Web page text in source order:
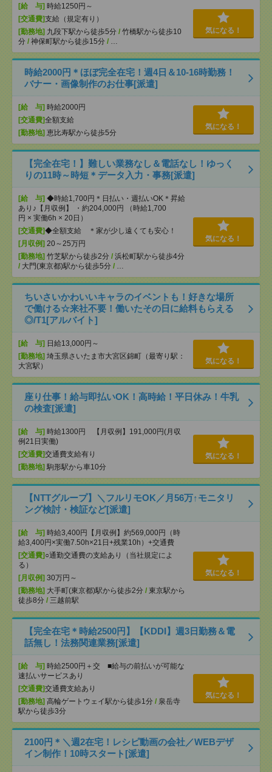
[給 与] 時給1250円～
[交通費]支給（規定有り）
[勤務地] 九段下駅から徒歩5分 / 竹橋駅から徒歩10
分 / 神保町駅から徒歩15分 / …
気になる！
時給2000円＊ほぼ完全在宅！週4日＆10-16時勤務！
バナー・画像制作のお仕事[派遣]
[給 与] 時給2000円
[交通費]全額支給
[勤務地] 恵比寿駅から徒歩5分
気になる！
【完全在宅！】難しい業務なし＆電話なし！ゆっく
りの11時～時短＊データ入力・事務[派遣]
[給 与] ◆時給1,700円＊日払い・週払いOK＊昇給
あり♪【月収例】 ・約204,000円 （時給1,700
円 × 実働6h × 20日）
[交通費]◆全額支給 ＊家が少し遠くても安心！
[月収例] 20～25万円
[勤務地] 竹芝駅から徒歩2分 / 浜松町駅から徒歩4分
/ 大門(東京都)駅から徒歩5分 / …
気になる！
ちいさいかわいいキャラのイベントも！好きな場所
で働ける☆来社不要！働いたその日に給料もらえる
◎/T1[アルバイト]
[給 与] 日給13,000円～
[勤務地] 埼玉県さいたま市大宮区錦町（最寄り駅：
大宮駅）
気になる！
座り仕事！給与即払いOK！高時給！平日休み！牛乳
の検査[派遣]
[給 与] 時給1300円 【月収例】191,000円(月収
例21日実働)
[交通費]交通費支給有り
[勤務地] 駒形駅から車10分
気になる！
【NTTグループ】＼フルリモOK／月56万↑モニタリ
ング検討・検証など[派遣]
[給 与] 時給3,400円【月収例】約569,000円（時
給3,400円×実働7.50h×21日+残業10h）+交通費
[交通費] ○通勤交通費の支給あり（当社規定によ
る）
[月収例] 30万円～
[勤務地] 大手町(東京都)駅から徒歩2分 / 東京駅から
徒歩8分 / 三越前駅
気になる！
【完全在宅＊時給2500円】【KDDI】週3日勤務＆電
話無し！法務関連業務[派遣]
[給 与] 時給2500円＋交 ■給与の前払いが可能な
速払いサービスあり
[交通費]交通費支給あり
[勤務地] 高輪ゲートウェイ駅から徒歩1分 / 泉岳寺
駅から徒歩3分
気になる！
2100円＊＼週2在宅！レシピ動画の会社／WEBデザ
イン制作！10時スタート[派遣]